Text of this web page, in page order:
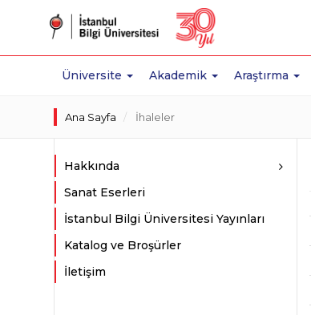
Üniversite Akademik Araştırma
Ana Sayfa İhaleler
Hakkında
Sanat Eserleri
İstanbul Bilgi Üniversitesi Yayınları
Katalog ve Broşürler
İletişim